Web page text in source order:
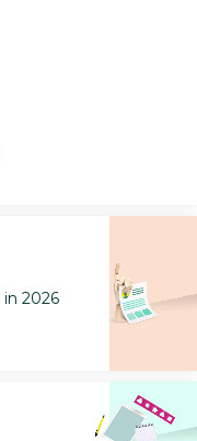
2026